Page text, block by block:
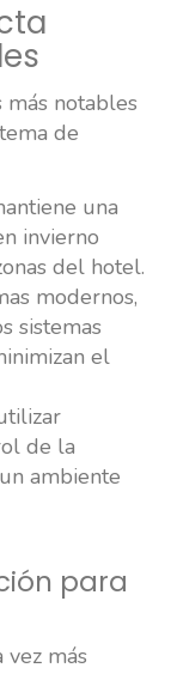
más notables
de
una
invierno
del hotel.
modernos,
sistemas
el
de la
ambiente
para
vez más